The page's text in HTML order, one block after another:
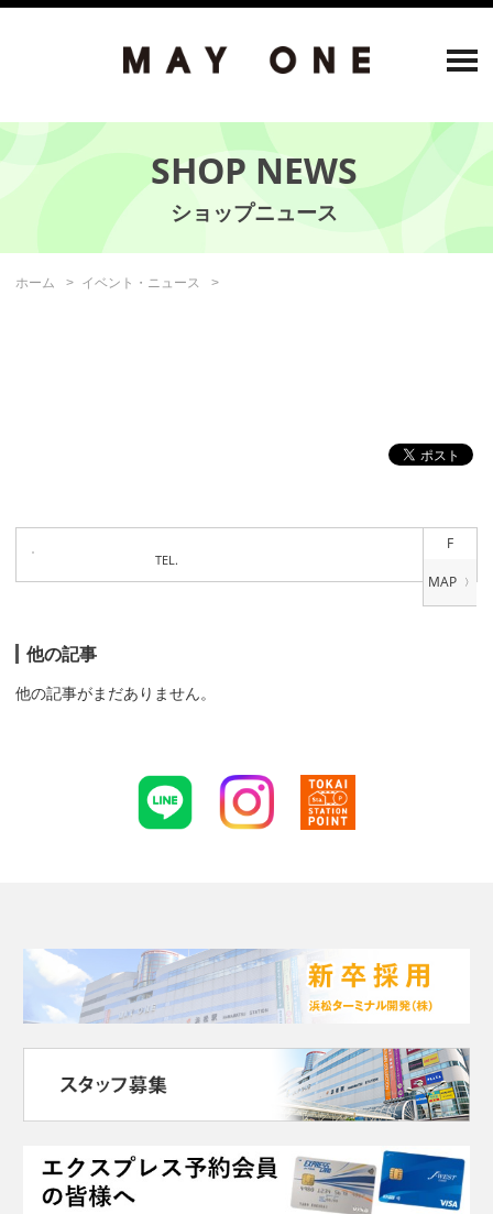
SHOP NEWS
ホーム イベント・ニュース
F
TEL.
他の記事
他の記事がまだありません。